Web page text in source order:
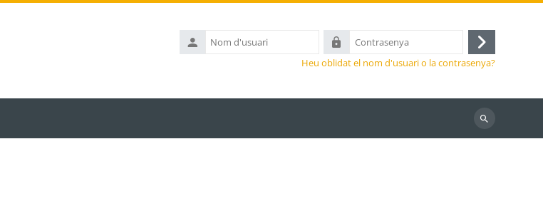
Nom
d'usuari
Contrasenya
Inicia
la
Heu oblidat el nom d'usuari o la contrasenya?
Cerca